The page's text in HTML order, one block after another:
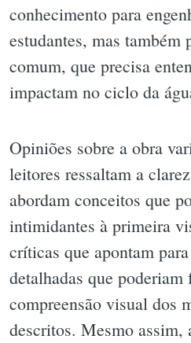
conhecimento para
estudantes, mas também
comum, que precisa
impactam no ciclo da
Opiniões sobre a obra
leitores ressaltam a
abordam conceitos que
intimidantes à primeira
críticas que apontam
detalhadas que
compreensão visual dos
descritos. Mesmo assim,